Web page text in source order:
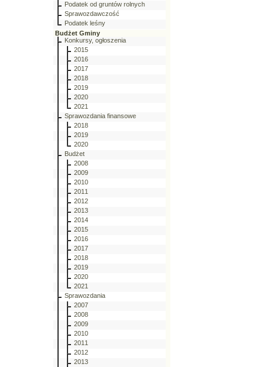
Podatek od gruntów rolnych
Sprawozdawczość
Podatek leśny
Budżet Gminy
Konkursy, ogłoszenia
2015
2016
2017
2018
2019
2020
2021
Sprawozdania finansowe
2018
2019
2020
Budżet
2008
2009
2010
2011
2012
2013
2014
2015
2016
2017
2018
2019
2020
2021
Sprawozdania
2007
2008
2009
2010
2011
2012
2013